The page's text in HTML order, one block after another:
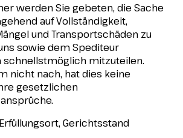
werden Sie gebeten, die Sache
auf Vollständigkeit,
und Transportschäden zu
sowie dem Spediteur
schnellstmöglich mitzuteilen.
nicht nach, hat dies keine
gesetzlichen
Gerichtsstand